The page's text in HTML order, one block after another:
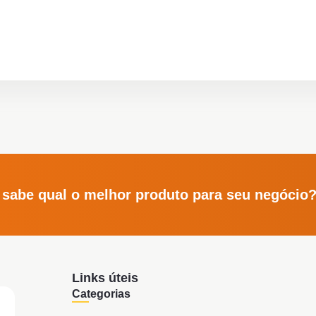
sabe qual o melhor produto para seu negócio?
Links úteis
Categorias